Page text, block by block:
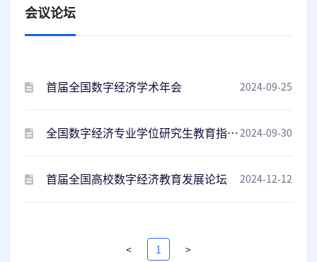
会议论坛
首届全国数字经济学术年会 2024-09-25
全国数字经济专业学位研究生教育指导委员会第二次全体工作会议暨数字经济研究生人才培养会议 2024-09-30
首届全国高校数字经济教育发展论坛 2024-12-12
< 1 >